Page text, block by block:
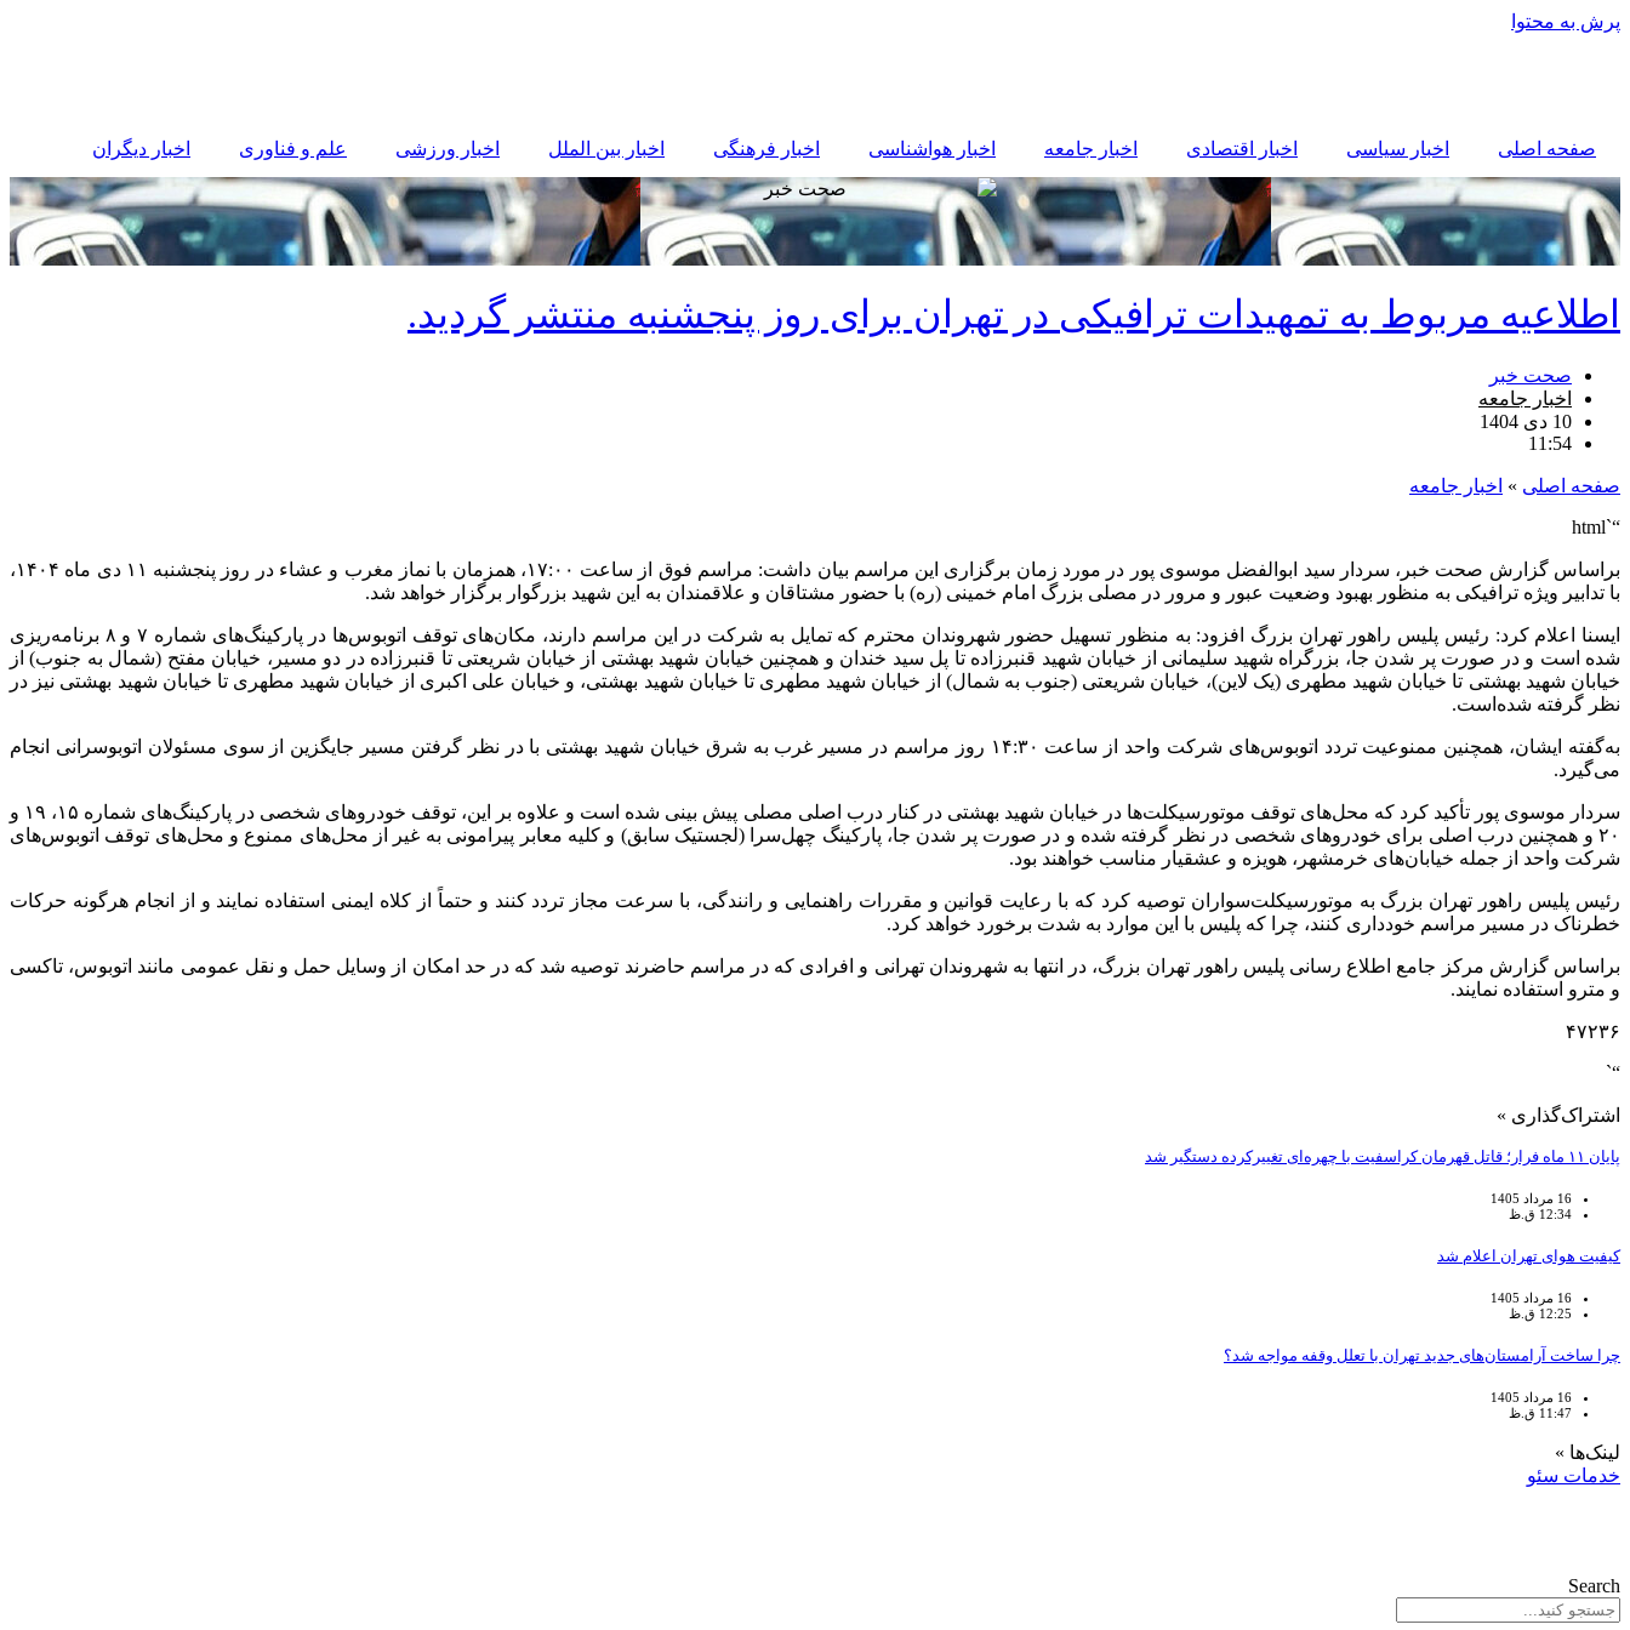
پرش به محتوا
صفحه اصلی اخبار سیاسی اخبار اقتصادی اخبار جامعه اخبار هواشناسی اخبار فرهنگی اخبار بین الملل اخبار ورزشی علم و فناوری اخبار دیگران
اطلاعیه مربوط به تمهیدات ترافیکی در تهران برای روز پنجشنبه منتشر گردید.
صحت خبر
اخبار جامعه
10 دی 1404
11:54
صفحه اصلی » اخبار جامعه
“`html
براساس گزارش صحت خبر، سردار سید ابوالفضل موسوی پور در مورد زمان برگزاری این مراسم بیان داشت: مراسم فوق از ساعت ۱۷:۰۰، همزمان با نماز مغرب و عشاء در روز پنجشنبه ۱۱ دی ماه ۱۴۰۴،
با تدابیر ویژه ترافیکی به منظور بهبود وضعیت عبور و مرور در مصلی بزرگ امام خمینی (ره) با حضور مشتاقان و علاقمندان به این شهید بزرگوار برگزار خواهد شد.
ایسنا اعلام کرد: رئیس پلیس راهور تهران بزرگ افزود: به منظور تسهیل حضور شهروندان محترم که تمایل به شرکت در این مراسم دارند، مکان‌های توقف اتوبوس‌ها در پارکینگ‌های شماره ۷ و ۸ برنامه‌ریزی
شده است و در صورت پر شدن جا، بزرگراه شهید سلیمانی از خیابان شهید قنبرزاده تا پل سید خندان و همچنین خیابان شهید بهشتی از خیابان شریعتی تا قنبرزاده در دو مسیر، خیابان مفتح (شمال به جنوب) از
خیابان شهید بهشتی تا خیابان شهید مطهری (یک لاین)، خیابان شریعتی (جنوب به شمال) از خیابان شهید مطهری تا خیابان شهید بهشتی، و خیابان علی اکبری از خیابان شهید مطهری تا خیابان شهید بهشتی نیز در
نظر گرفته شده‌است.
به‌گفته ایشان، همچنین ممنوعیت تردد اتوبوس‌های شرکت واحد از ساعت ۱۴:۳۰ روز مراسم در مسیر غرب به شرق خیابان شهید بهشتی با در نظر گرفتن مسیر جایگزین از سوی مسئولان اتوبوسرانی انجام
می‌گیرد.
سردار موسوی پور تأکید کرد که محل‌های توقف موتورسیکلت‌ها در خیابان شهید بهشتی در کنار درب اصلی مصلی پیش بینی شده است و علاوه بر این، توقف خودروهای شخصی در پارکینگ‌های شماره ۱۵، ۱۹ و
۲۰ و همچنین درب اصلی برای خودروهای شخصی در نظر گرفته شده و در صورت پر شدن جا، پارکینگ چهل‌سرا (لجستیک سابق) و کلیه معابر پیرامونی به غیر از محل‌های ممنوع و محل‌های توقف اتوبوس‌های
شرکت واحد از جمله خیابان‌های خرمشهر، هویزه و عشقیار مناسب خواهند بود.
رئیس پلیس راهور تهران بزرگ به موتورسیکلت‌سواران توصیه کرد که با رعایت قوانین و مقررات راهنمایی و رانندگی، با سرعت مجاز تردد کنند و حتماً از کلاه ایمنی استفاده نمایند و از انجام هرگونه حرکات
خطرناک در مسیر مراسم خودداری کنند، چرا که پلیس با این موارد به شدت برخورد خواهد کرد.
براساس گزارش مرکز جامع اطلاع رسانی پلیس راهور تهران بزرگ، در انتها به شهروندان تهرانی و افرادی که در مراسم حاضرند توصیه شد که در حد امکان از وسایل حمل و نقل عمومی مانند اتوبوس، تاکسی
و مترو استفاده نمایند.
۴۷۲۳۶
“`
اشتراک‌گذاری »
پایان ۱۱ ماه فرار؛ قاتل قهرمان کراسفیت با چهره‌ای تغییرکرده دستگیر شد
16 مرداد 1405
12:34 ق.ظ
کیفیت هوای تهران اعلام شد
16 مرداد 1405
12:25 ق.ظ
چرا ساخت آرامستان‌های جدید تهران با تعلل وقفه مواجه شد؟
16 مرداد 1405
11:47 ق.ظ
لینک‌ها »
خدمات سئو
Search